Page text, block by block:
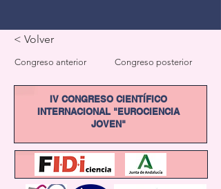
< Volver
Congreso anterior Congreso posterior
IV CONGRESO CIENTÍFICO
INTERNACIONAL "EUROCIENCIA
JOVEN"